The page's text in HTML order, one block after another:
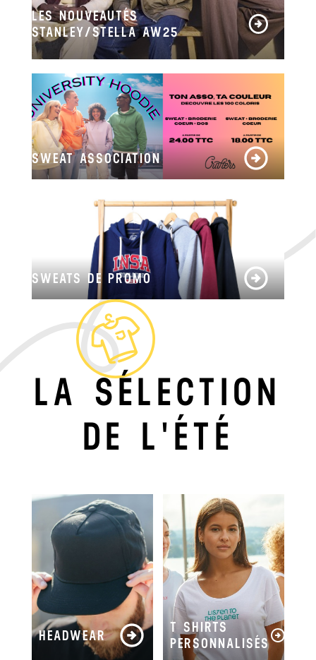
LES NOUVEAUTÉS
STANLEY/STELLA AW25
SWEAT ASSOCIATION
SWEATS DE PROMO
LA SÉLECTION
DE L'ÉTÉ
HEADWEAR
T SHIRTS
PERSONNALISÉS